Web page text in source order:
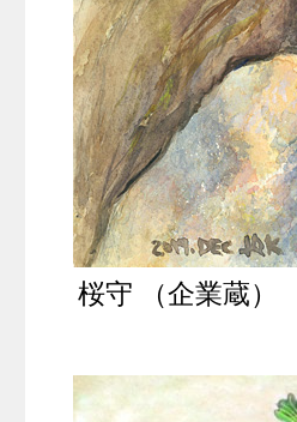
桜守 （企業蔵）